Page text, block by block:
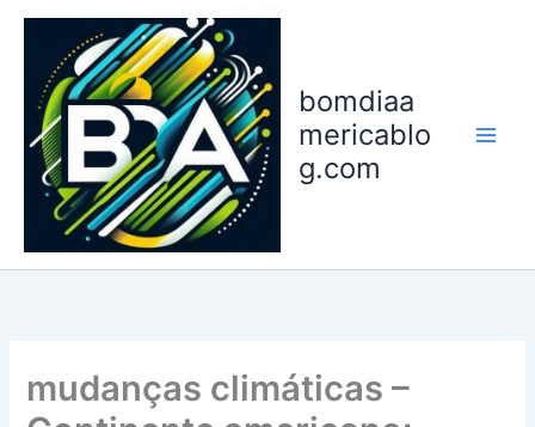
conteúdo
bomdiaa
mericablo
g.com
mudanças climáticas –